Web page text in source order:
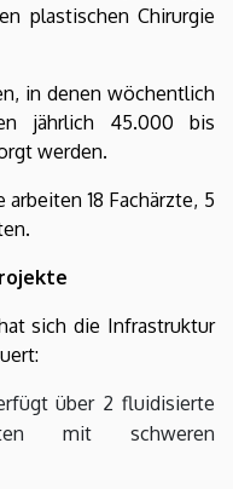
plastischen Chirurgie
in denen wöchentlich
jährlich 45.000 bis
werden.
18 Fachärzte, 5
sich die Infrastruktur
über 2 fluidisierte
mit schweren